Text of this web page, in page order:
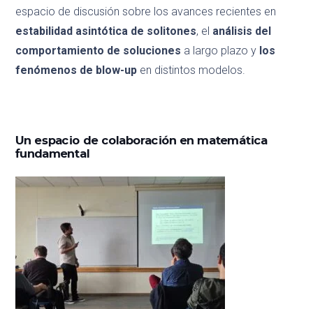
espacio de discusión sobre los avances recientes en
estabilidad asintótica de solitones, el análisis del
comportamiento de soluciones a largo plazo y los
fenómenos de blow-up en distintos modelos.
Un espacio de colaboración en matemática
fundamental